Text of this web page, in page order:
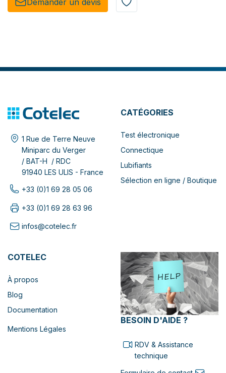
1 Rue de Terre Neuve
Miniparc du Verger
/ BAT-H / RDC
91940 LES ULIS - France
+33 (0)1 69 28 05 06
+33 (0)1 69 28 63 96
infos@cotelec.fr
CATÉGORIES
Test électronique
Connectique
Lubifiants
Sélection en ligne / Boutique
COTELEC
À propos
Blog
Documentation
Mentions Légales
BESOIN D'AIDE ?
RDV & Assistance
technique